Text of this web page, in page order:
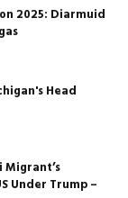
2025: Diarmuid
Head
Migrant’s
Under Trump –